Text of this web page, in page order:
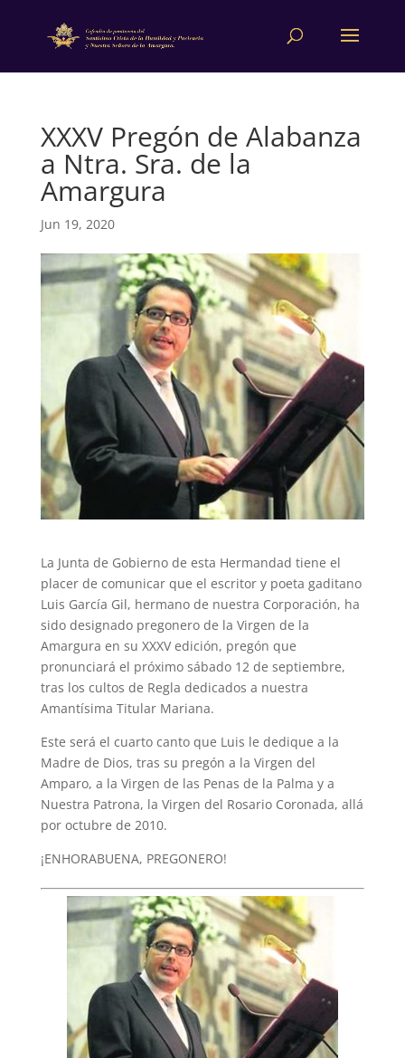
XXXV Pregón de Alabanza
a Ntra. Sra. de la
Amargura
Jun 19, 2020
La Junta de Gobierno de esta Hermandad tiene el
placer de comunicar que el escritor y poeta gaditano
Luis García Gil, hermano de nuestra Corporación, ha
sido designado pregonero de la Virgen de la
Amargura en su XXXV edición, pregón que
pronunciará el próximo sábado 12 de septiembre,
tras los cultos de Regla dedicados a nuestra
Amantísima Titular Mariana.
Este será el cuarto canto que Luis le dedique a la
Madre de Dios, tras su pregón a la Virgen del
Amparo, a la Virgen de las Penas de la Palma y a
Nuestra Patrona, la Virgen del Rosario Coronada, allá
por octubre de 2010.
¡ENHORABUENA, PREGONERO!